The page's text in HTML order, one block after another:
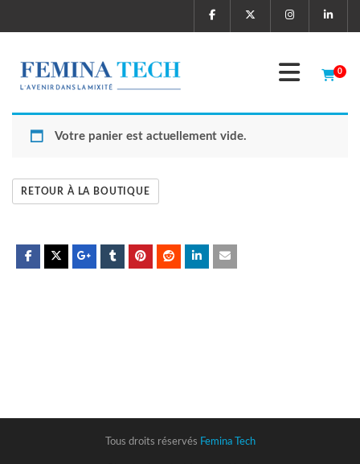
0
Votre panier est actuellement vide.
RETOUR À LA BOUTIQUE
Tous droits réservés Femina Tech